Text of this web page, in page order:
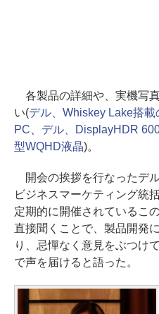
各製品の詳細や、実機写
い(デル、Whiskey Lake搭載
PC
デル、DisplayHDR
型WQHD液晶)。
開会の挨拶を行なったデ
ビジネスマーケティング統
定期的に開催されているこ
直接聞くことで、製品開発
り、忌憚なく意見をぶつけ
で声を届けると語った。